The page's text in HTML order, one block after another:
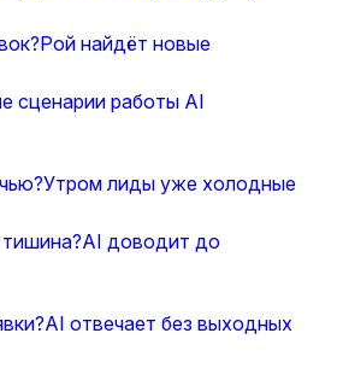
Рой найдёт новые
сценарии работы AI
Утром лиды уже холодные
AI доводит до
AI отвечает без выходных